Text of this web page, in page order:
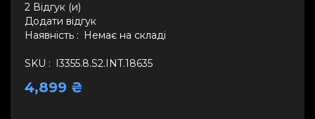
2 Відгук (и)
Додати відгук
Наявність :
Немає на складі
SKU : I3355.8.S2.INT.18635
4,899 ₴